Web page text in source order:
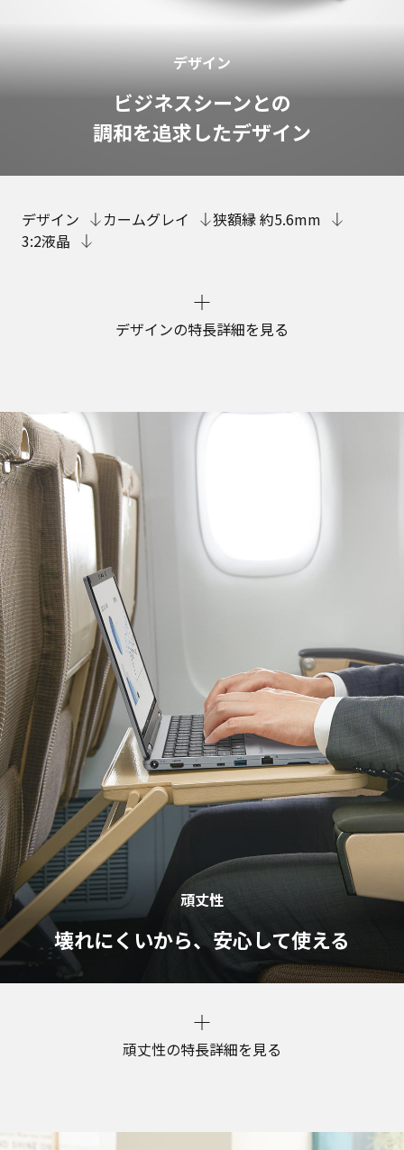
デザイン
ビジネスシーンとの
調和を追求したデザイン
デザイン カームグレイ
狭額縁 約5.6mm
3:2液晶
デザインの特長詳細を見る
頑丈性
壊れにくいから、安⼼して使える
頑丈性の特長詳細を見る